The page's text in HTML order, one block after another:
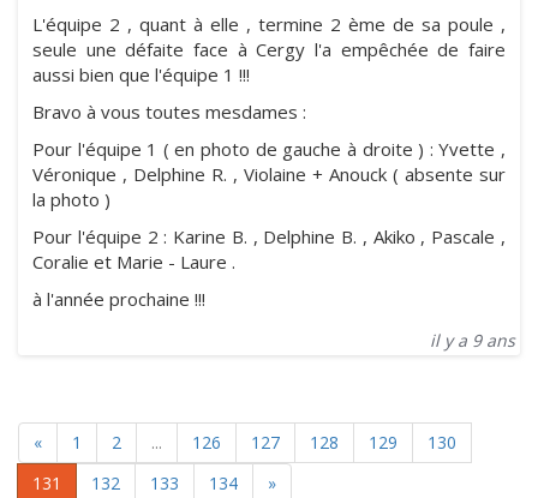
L'équipe 2 , quant à elle , termine 2 ème de sa poule ,
seule une défaite face à Cergy l'a empêchée de faire
aussi bien que l'équipe 1 !!!
Bravo à vous toutes mesdames :
Pour l'équipe 1 ( en photo de gauche à droite ) : Yvette ,
Véronique , Delphine R. , Violaine + Anouck ( absente sur
la photo )
Pour l'équipe 2 : Karine B. , Delphine B. , Akiko , Pascale ,
Coralie et Marie - Laure .
à l'année prochaine !!!
il y a 9 ans
« 1 2 ... 126 127 128 129
130
131
132 133 134 »